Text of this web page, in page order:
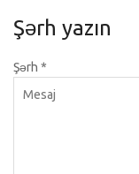
Şərh yazın
Şərh *